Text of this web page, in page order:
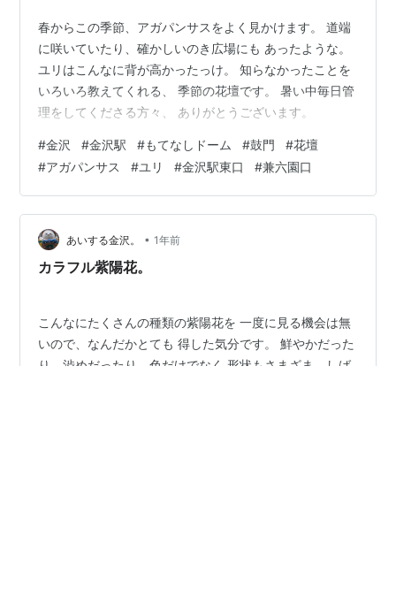
春からこの季節、アガパンサスをよく見かけます。 道端
に咲いていたり、確かしいのき広場にも あったような。
ユリはこんなに背が高かったっけ。 知らなかったことを
いろいろ教えてくれる、 季節の花壇です。 暑い中毎日管
理をしてくださる方々、 ありがとうございます。
#金沢 #金沢駅 #もてなしドーム #鼓門 #花壇
#アガパンサス #ユリ #金沢駅東口 #兼六園口
あいする金沢。 • 1年前
カラフル紫陽花。